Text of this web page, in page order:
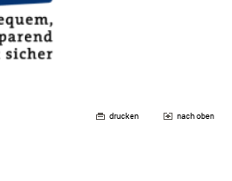
drucken nach oben